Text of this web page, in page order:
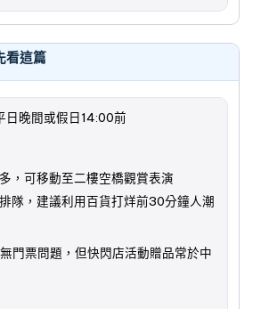
看這篇
日晚間或假日14:00前
，可移動至二樓空橋觀賞表演
隊，建議利用百貨打烊前30分鐘人潮
無門票問題，但快閃店活動贈品常於中